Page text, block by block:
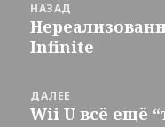
записям
НАЗАД
Предыдущая
запись:
Infinite
ДАЛЕЕ
Следующая
Wii U всё ещё